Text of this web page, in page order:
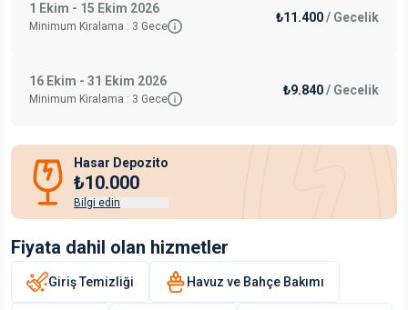
1 Ekim - 15 Ekim 2026
Minimum Kiralama : 3 Gece
₺11.400/ Gecelik
16 Ekim - 31 Ekim 2026
Minimum Kiralama : 3 Gece
₺9.840/ Gecelik
Hasar Depozito
₺10.000
Bilgi edin
Fiyata dahil olan hizmetler
Giriş Temizliği Havuz ve Bahçe Bakımı